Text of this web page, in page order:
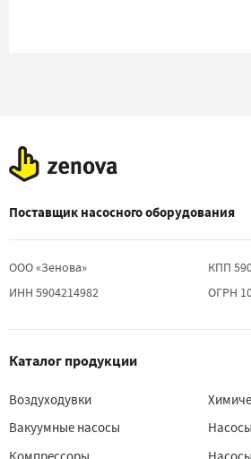
Поставщик насосного оборудования
ООО «Зенова»
ИНН 5904214982
КПП
ОГРН
Каталог продукции
Воздуходувки
Вакуумные насосы